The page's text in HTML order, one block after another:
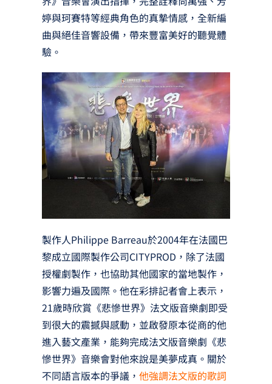
婷與珂賽特等經典角色的真摯情感，全新編
曲與絕佳音響設備，帶來豐富美好的聽覺體
驗。
製作人Philippe Barreau於2004年在法國巴
黎成立國際製作公司CITYPROD，除了法國
授權劇製作，也協助其他國家的當地製作，
影響力遍及國際。他在彩排記者會上表示，
21歲時欣賞《悲慘世界》法文版音樂劇即受
到很大的震撼與感動，並啟發原本從商的他
進入藝文產業，能夠完成法文版音樂劇《悲
慘世界》音樂會對他來說是美夢成真。關於
不同語言版本的爭議， 他強調法文版的歌詞